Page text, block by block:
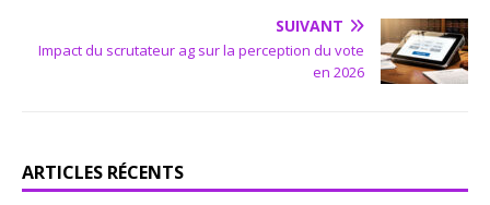
SUIVANT
Impact du scrutateur ag sur la perception du vote
en 2026
ARTICLES RÉCENTS